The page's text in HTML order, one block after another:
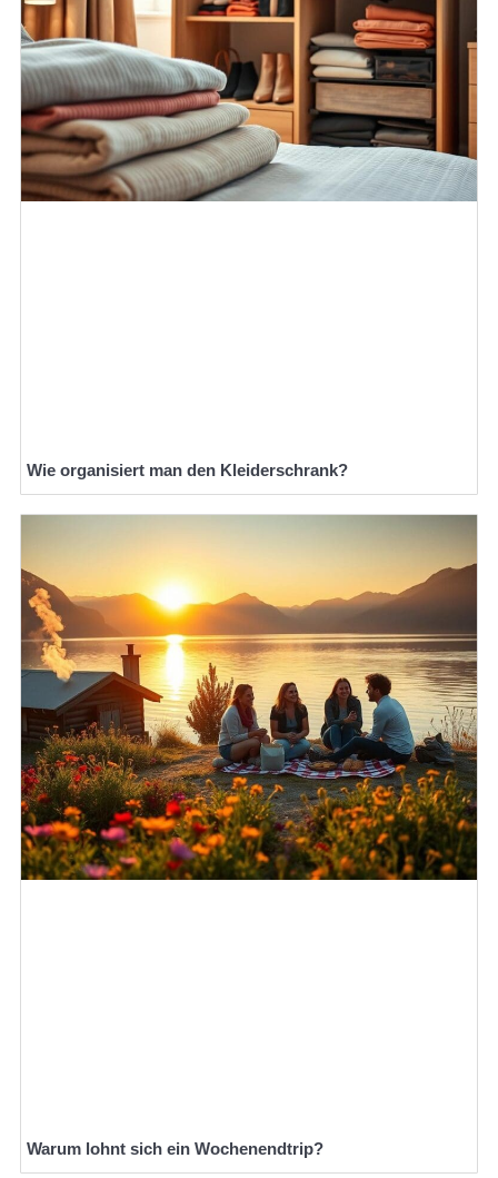
Wie organisiert man den Kleiderschrank?
Warum lohnt sich ein Wochenendtrip?